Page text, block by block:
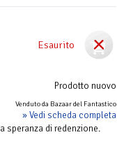
Esaurito
Prodotto nuovo
Venduto da Bazaar del Fantastico
» Vedi scheda completa
speranza di redenzione.